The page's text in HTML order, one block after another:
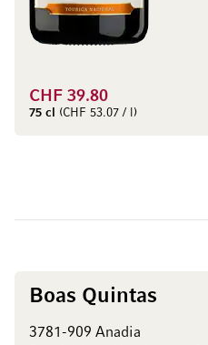
CHF 39.80
75 cl (CHF 53.07 / l)
Boas Quintas
3781-909 Anadia